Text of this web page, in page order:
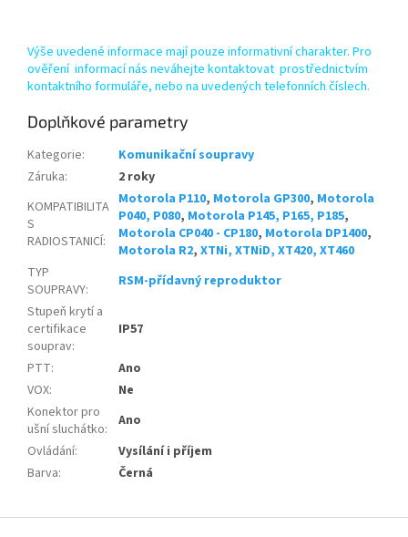
Výše uvedené informace mají pouze informativní charakter. Pro
ověření informací nás neváhejte kontaktovat prostřednictvím
kontaktního formuláře, nebo na uvedených telefonních číslech.
Doplňkové parametry
Kategorie:
Komunikační soupravy
Záruka:
2 roky
KOMPATIBILITA
S
RADIOSTANICÍ:
Motorola P110, Motorola GP300, Motorola
P040, P080, Motorola P145, P165, P185,
Motorola CP040 - CP180, Motorola DP1400,
Motorola R2, XTNi, XTNiD, XT420, XT460
TYP
SOUPRAVY:
RSM-přídavný reproduktor
Stupeň krytí a
certifikace
souprav:
IP57
PTT:
Ano
VOX:
Ne
Konektor pro
ušní sluchátko:
Ano
Ovládání:
Vysílání i příjem
Barva: Černá